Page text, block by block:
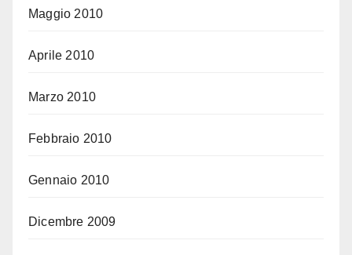
Maggio 2010
Aprile 2010
Marzo 2010
Febbraio 2010
Gennaio 2010
Dicembre 2009